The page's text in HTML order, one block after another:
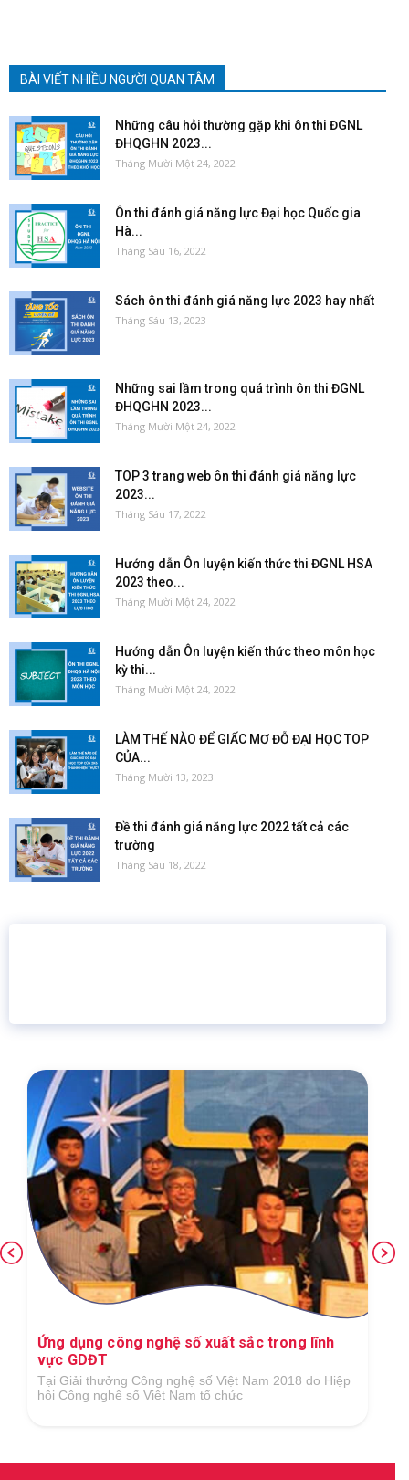
BÀI VIẾT NHIỀU NGƯỜI QUAN TÂM
Những câu hỏi thường gặp khi ôn thi ĐGNL
ĐHQGHN 2023...
Tháng Mười Một 24, 2022
Ôn thi đánh giá năng lực Đại học Quốc gia
Hà...
Tháng Sáu 16, 2022
Sách ôn thi đánh giá năng lực 2023 hay nhất
Tháng Sáu 13, 2023
Những sai lầm trong quá trình ôn thi ĐGNL
ĐHQGHN 2023...
Tháng Mười Một 24, 2022
TOP 3 trang web ôn thi đánh giá năng lực
2023...
Tháng Sáu 17, 2022
Hướng dẫn Ôn luyện kiến thức thi ĐGNL HSA
2023 theo...
Tháng Mười Một 24, 2022
Hướng dẫn Ôn luyện kiến thức theo môn học
kỳ thi...
Tháng Mười Một 24, 2022
LÀM THẾ NÀO ĐỂ GIẤC MƠ ĐỖ ĐẠI HỌC TOP
CỦA...
Tháng Mười 13, 2023
Đề thi đánh giá năng lực 2022 tất cả các
trường
Tháng Sáu 18, 2022
Ứng dụng công nghệ số xuất sắc trong lĩnh
vực GDĐT
Tại Giải thưởng Công nghệ số Việt Nam 2018 do Hiệp
hội Công nghệ số Việt Nam tổ chức